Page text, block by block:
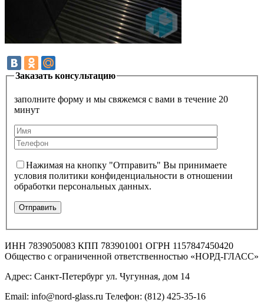
Заказать консультацию
заполните форму и мы свяжемся с вами в течение 20
минут
Нажимая на кнопку "Отправить" Вы принимаете
условия политики конфиденциальности в отношении
обработки персональных данных.
ИНН 7839050083 КПП 783901001 ОГРН 1157847450420
Общество с ограниченной ответственностью «НОРД-ГЛАСС»
Адрес: Санкт-Петербург ул. Чугунная, дом 14
Email: info@nord-glass.ru Телефон: (812) 425-35-16